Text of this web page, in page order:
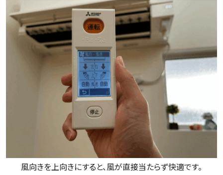
風向きを上向きにすると、風が直接当たらず快適です。